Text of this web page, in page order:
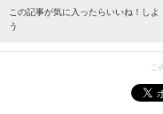
この記事が気に入ったらいいね！しよ
う
こ